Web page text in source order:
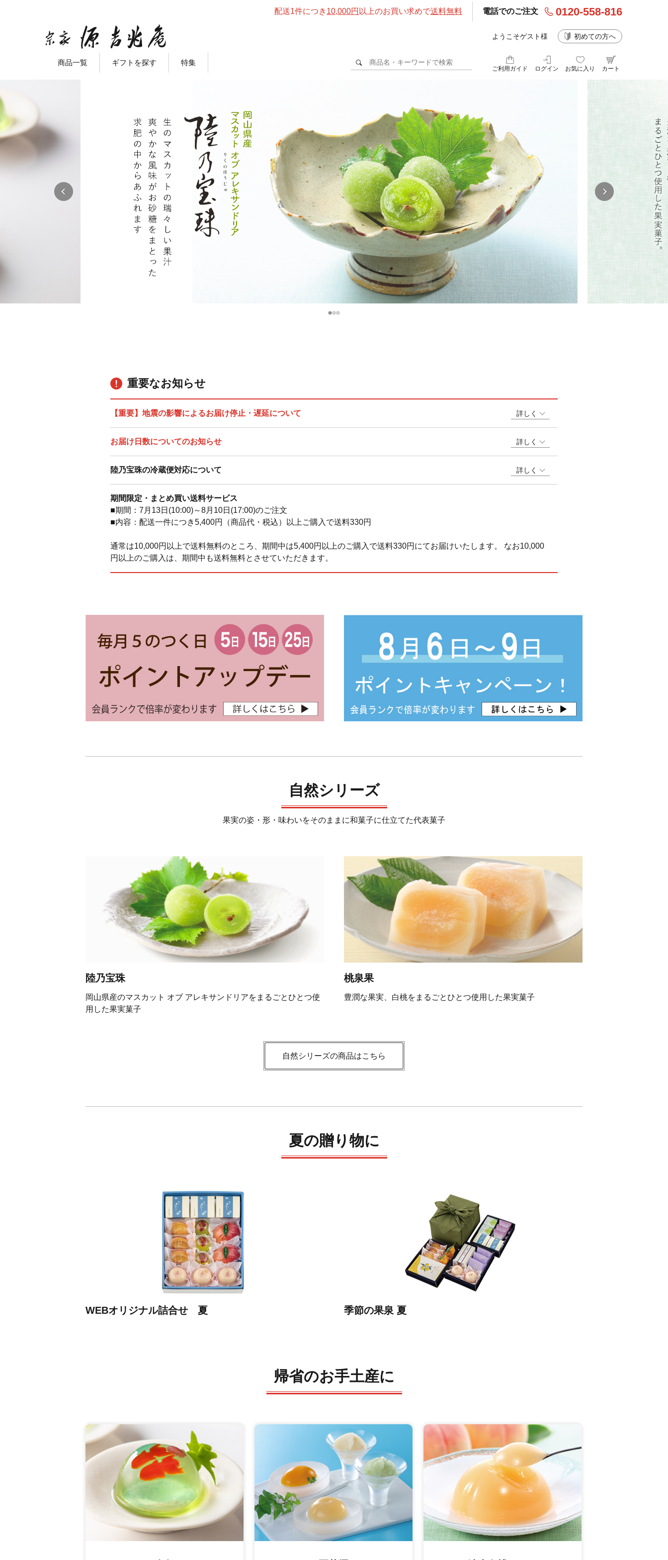
配送1件につき 10,000円 以上のお買い求めで送料無料 電話でのご注文 0120-558-816
ようこそゲスト様 初めての方へ
商品一覧 ギフトを探す 特集
ご利用ガイド ログイン お気に入り カート
重要なお知らせ
【重要】地震の影響によるお届け停止・遅延について 詳しく
お届け日数についてのお知らせ 詳しく
陸乃宝珠の冷蔵便対応について 詳しく
期間限定・まとめ買い送料サービス
■期間：7月13日(10:00)～8月10日(17:00)のご注文
■内容：配送一件につき5,400円（商品代・税込）以上ご購入で送料330円
通常は10,000円以上で送料無料のところ、期間中は5,400円以上のご購入で送料330円にてお届けいたします。 なお10,000
円以上のご購入は、期間中も送料無料とさせていただきます。
自然シリーズ
果実の姿・形・味わいをそのままに和菓子に仕立てた代表菓子
陸乃宝珠
岡山県産のマスカット オブ アレキサンドリアをまるごとひとつ使
用した果実菓子
桃泉果
豊潤な果実、白桃をまるごとひとつ使用した果実菓子
自然シリーズの商品はこちら
夏の贈り物に
WEBオリジナル詰合せ 夏 季節の果泉 夏
帰省のお手土産に